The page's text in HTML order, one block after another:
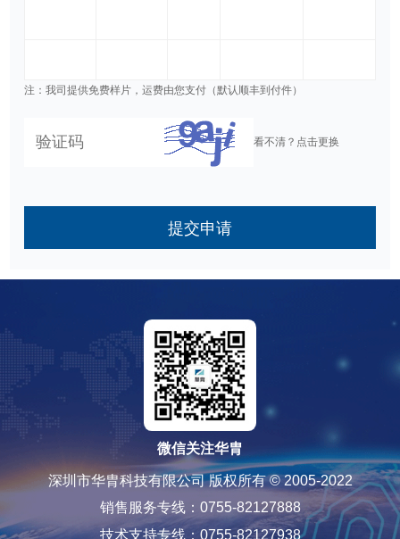
注：我司提供免费样片，运费由您支付（默认顺丰到付件）
看不清？点击更换
提交申请
微信关注华胄
深圳市华胄科技有限公司 版权所有 © 2005-2022
销售服务专线：0755-82127888
技术支持专线：0755-82127938